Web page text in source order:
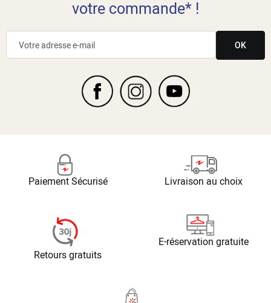
votre commande* !
OK
Paiement Sécurisé Livraison au choix
Retours gratuits
E-réservation gratuite